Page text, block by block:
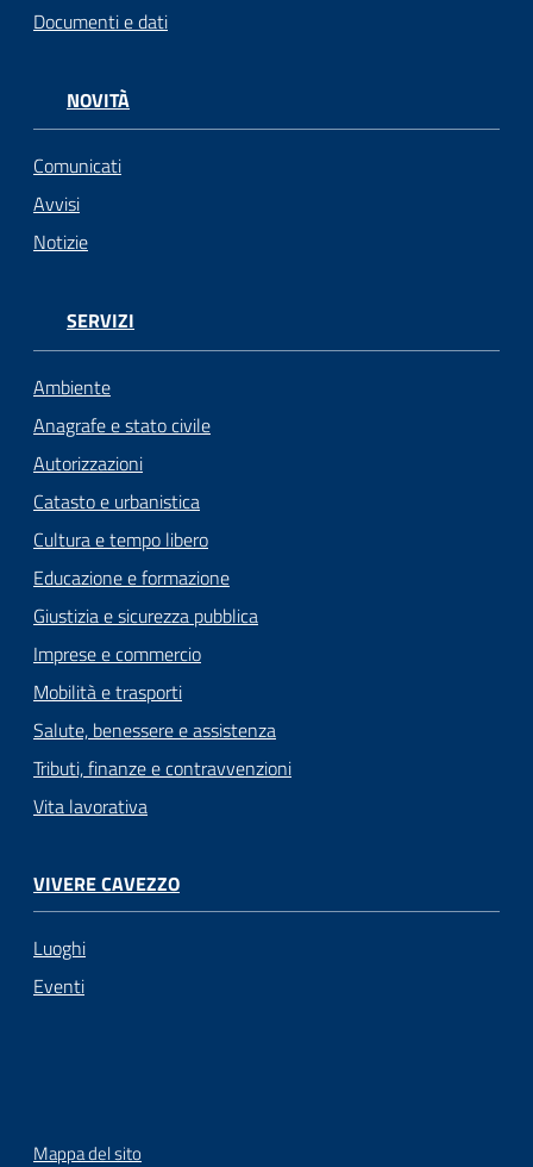
Documenti e dati
NOVITÀ
Comunicati
Avvisi
Notizie
SERVIZI
Ambiente
Anagrafe e stato civile
Autorizzazioni
Catasto e urbanistica
Cultura e tempo libero
Educazione e formazione
Giustizia e sicurezza pubblica
Imprese e commercio
Mobilità e trasporti
Salute, benessere e assistenza
Tributi, finanze e contravvenzioni
Vita lavorativa
VIVERE CAVEZZO
Luoghi
Eventi
Mappa del sito